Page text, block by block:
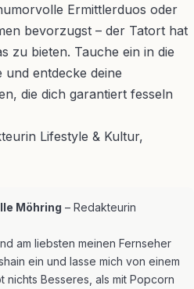
Ermittlerduos oder
bevorzugst – der Tatort hat
zu bieten. Tauche ein in die
und entdecke deine
die dich garantiert fesseln
Lifestyle & Kultur,
Möhring – Redakteurin
am liebsten meinen Fernseher
ein und lasse mich von einem
nichts Besseres, als mit Popcorn